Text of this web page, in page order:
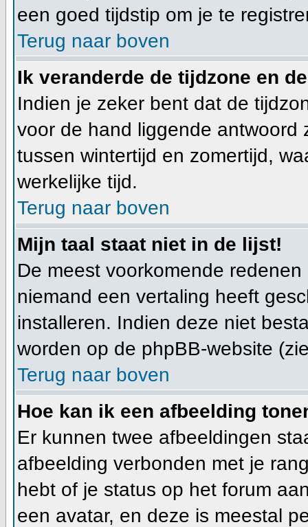
een goed tijdstip om je te
Terug naar boven
Ik veranderde de tijdzone en
Indien je zeker bent dat de
voor de hand liggende antwoord
tussen wintertijd en zomertijd,
werkelijke tijd.
Terug naar boven
Mijn taal staat niet in de lijst!
De meest voorkomende
niemand een vertaling heeft
installeren. Indien deze niet
worden op de phpBB-website
Terug naar boven
Hoe kan ik een afbeelding
Er kunnen twee afbeeldingen
afbeelding verbonden met je
hebt of je status op het forum
een avatar, en deze is meestal